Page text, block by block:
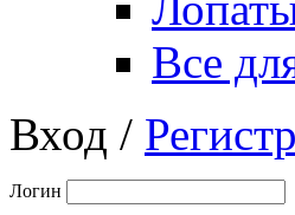
Все
Вход /
Логин